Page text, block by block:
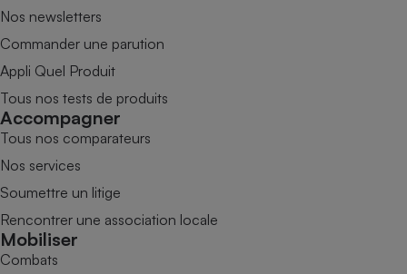
Nos newsletters
Commander une parution
Appli Quel Produit
Tous nos tests de produits
Accompagner
Tous nos comparateurs
Nos services
Soumettre un litige
Rencontrer une association locale
Mobiliser
Combats